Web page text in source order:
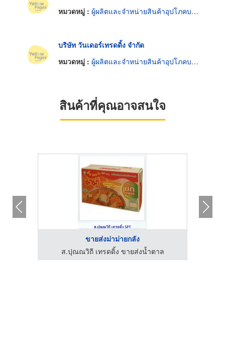
หมวดหมู่ : ผู้ผลิตและจำหน่ายสินค้าอุปโภคบริโภค
บริษัท วันเดอร์เทรดดิ้ง จำกัด
หมวดหมู่ : ผู้ผลิตและจำหน่ายสินค้าอุปโภคบริโภค
สินค้าที่คุณอาจสนใจ
ขายส่งม่าม่ายกลัง
ส.ปุณณวิถี เทรดดิ้ง ขายส่งน้ำตาล